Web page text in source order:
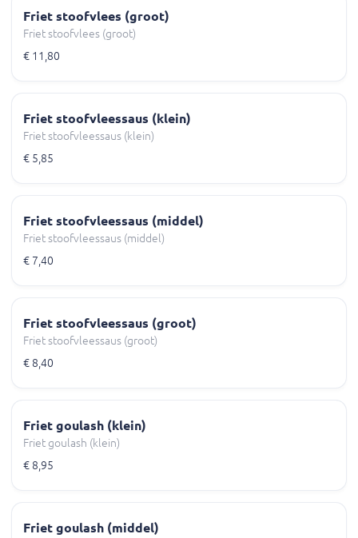
Friet stoofvlees (groot)
Friet stoofvlees (groot)
€ 11,80
Friet stoofvleessaus (klein)
Friet stoofvleessaus (klein)
€ 5,85
Friet stoofvleessaus (middel)
Friet stoofvleessaus (middel)
€ 7,40
Friet stoofvleessaus (groot)
Friet stoofvleessaus (groot)
€ 8,40
Friet goulash (klein)
Friet goulash (klein)
€ 8,95
Friet goulash (middel)